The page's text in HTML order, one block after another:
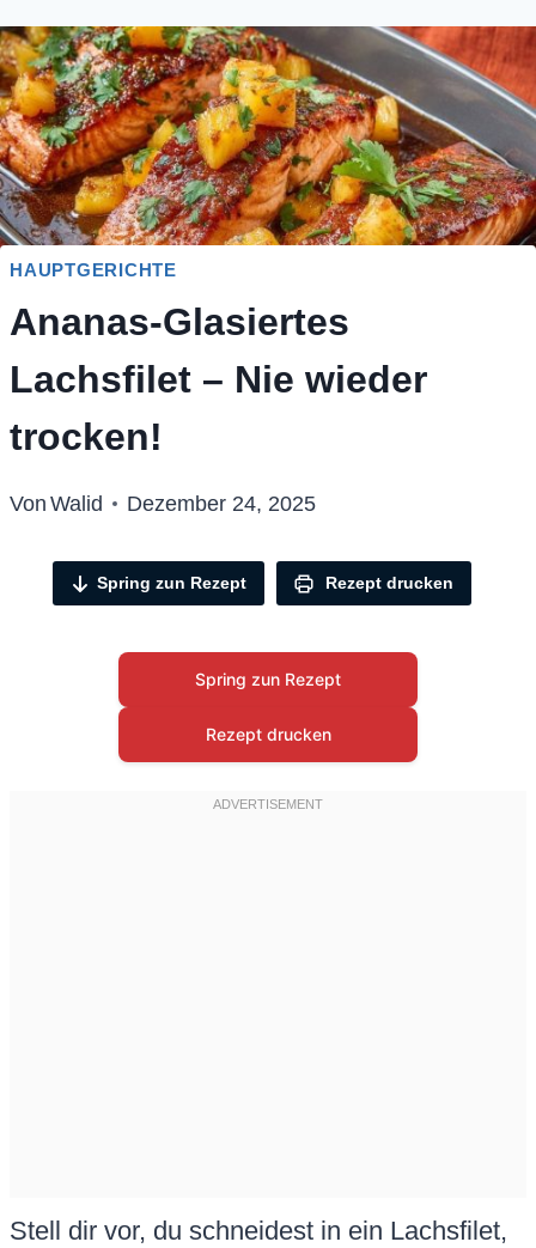
HAUPTGERICHTE
Ananas-Glasiertes
Lachsfilet – Nie wieder
trocken!
Von Walid Dezember 24, 2025
Spring zun Rezept Rezept drucken
Spring zun Rezept
Rezept drucken
Stell dir vor, du schneidest in ein Lachsfilet,